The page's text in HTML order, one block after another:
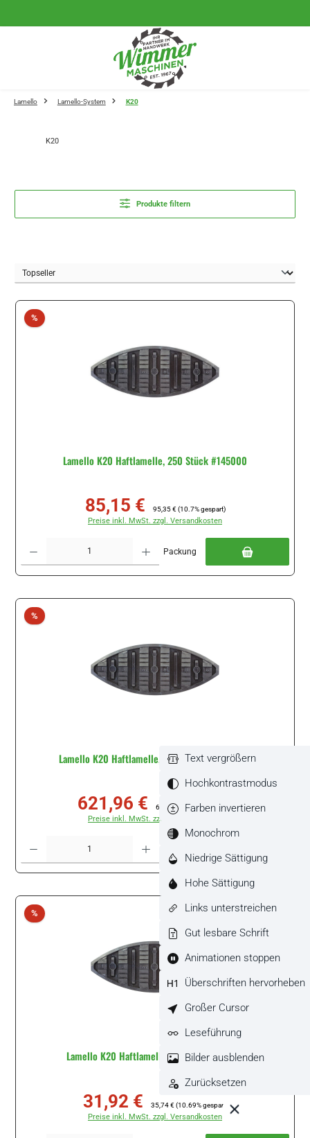
Lamello Lamello-System K20
K20
Produkte filtern
%Rabatt
Lamello K20 Haftlamelle, 250 Stück #145000
Verkaufspreis:
85,15 € Regulärer Preis:
95,35 € (10.7% gespart)
Preise inkl. MwSt. zzgl. Versandkosten
Packung
%Rabatt
Lamello K20 Haftlamelle, 2500 Stück #145000I
Verkaufspreis:
621,96 € Regulärer Preis:
696,46 € (10.7% gespart)
Preise inkl. MwSt. zzgl. Versandkosten
Produkt Anzahl: Gib den gewünschten Wert ein oder benutze die Schaltflächen um
%Rabatt
Lamello K20 Haftlamelle, 80 Stück #145001
Verkaufspreis:
31,92 € 35,74 € (10.69% gespart)
Preise inkl. MwSt. zzgl. Versandkosten
Text vergrößern
Hochkontrastmodus
Farben invertieren
Monochrom
Niedrige Sättigung
Hohe Sättigung
Links unterstreichen
Gut lesbare Schrift
Animationen stoppen
Überschriften hervorheben
Großer Cursor
Leseführung
Bilder ausblenden
Zurücksetzen